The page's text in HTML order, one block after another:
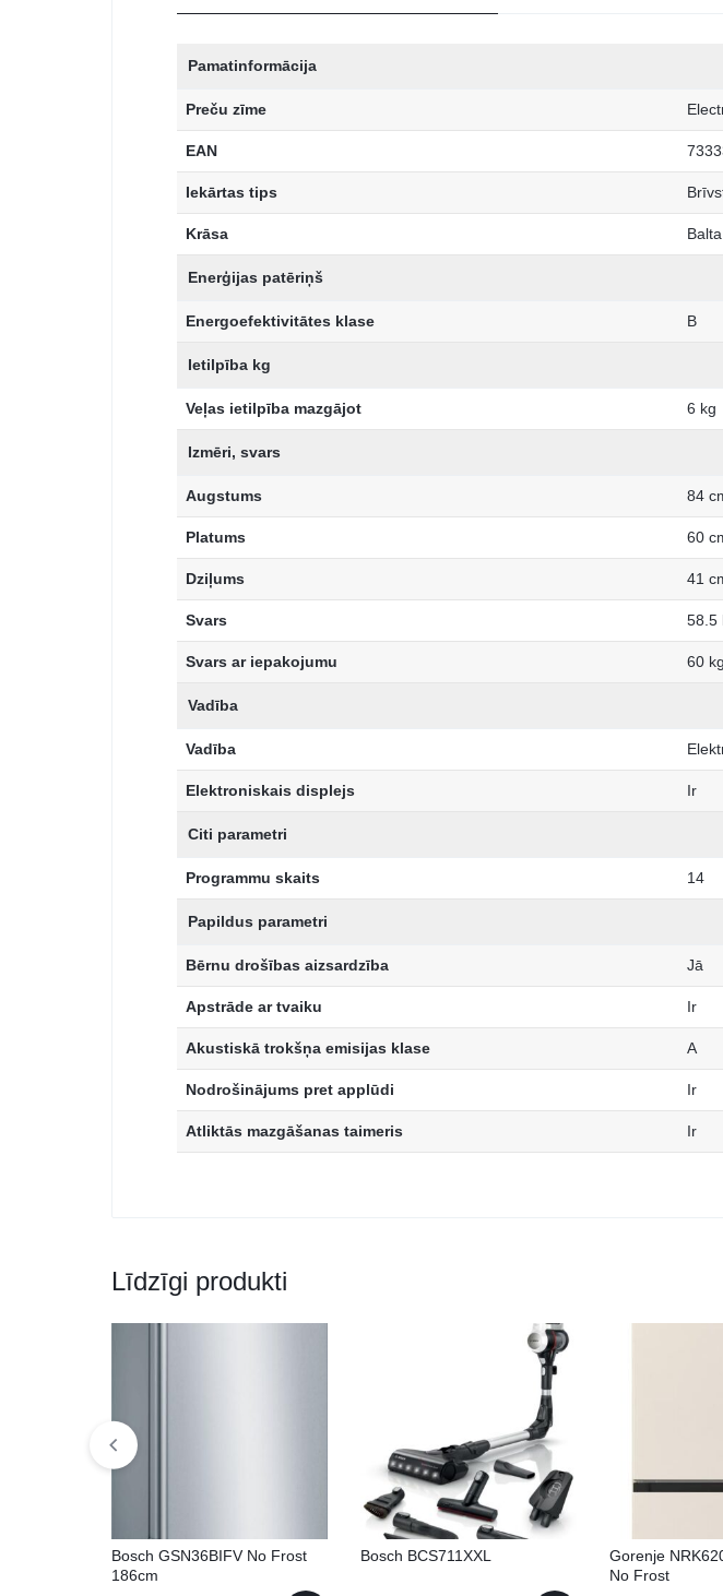
Pamatinformācija
Preču zīme
EAN
Iekārtas tips
Krāsa Balta
Enerģijas patēriņš
Energoefektivitātes klase B
Ietilpība kg
Veļas ietilpība mazgājot 6 kg
Izmēri, svars
Augstums 84
Platums 60
Dziļums 41
Svars 58.5
Svars ar iepakojumu 60 kg
Vadība
Vadība
Elektroniskais displejs Ir
Citi parametri
Programmu skaits 14
Papildus parametri
Bērnu drošības aizsardzība Jā
Apstrāde ar tvaiku Ir
Akustiskā trokšņa emisijas klase A
Nodrošinājums pret applūdi Ir
Atliktās mazgāšanas taimeris Ir
Līdzīgi produkti
Bosch GSN36BIFV No Frost
186cm
Bosch BCS711XXL
Gorenje
No Frost